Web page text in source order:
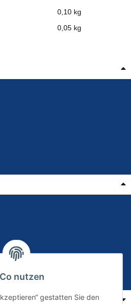
0,10 kg
0,05 kg
nutzen
gestatten Sie den